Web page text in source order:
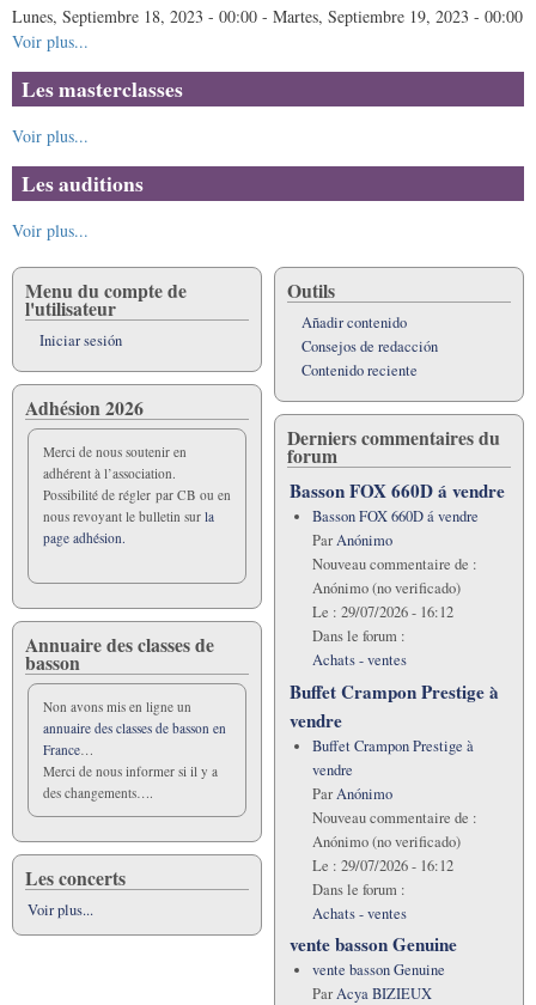
Lunes, Septiembre 18, 2023 - 00:00 - Martes, Septiembre 19, 2023 - 00:00
Voir plus...
Les masterclasses
Voir plus...
Les auditions
Voir plus...
Menu du compte de
l'utilisateur
Iniciar sesión
Adhésion 2026
Merci de nous soutenir en
adhérent à l’association.
Possibilité de régler par CB ou en
nous revoyant le bulletin sur la
page adhésion.
Annuaire des classes de
basson
Non avons mis en ligne un
annuaire des classes de basson en
France…
Merci de nous informer si il y a
des changements….
Les concerts
Voir plus...
Outils
Añadir contenido
Consejos de redacción
Contenido reciente
Derniers commentaires du
forum
Basson FOX 660D á vendre
Basson FOX 660D á vendre
ParAnónimo
Nouveau commentaire de :
Anónimo (no verificado)
Le : 29/07/2026 - 16:12
Dans le forum :
Achats - ventes
Buffet Crampon Prestige à
vendre
Buffet Crampon Prestige à
vendre
ParAnónimo
Nouveau commentaire de :
Anónimo (no verificado)
Le : 29/07/2026 - 16:12
Dans le forum :
Achats - ventes
vente basson Genuine
vente basson Genuine
ParAcya BIZIEUX